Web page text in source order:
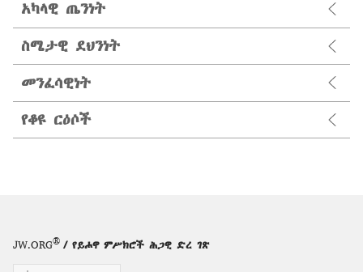
አካላዊ ጤንነት
ስሜታዊ ደህንነት
መንፈሳዊነት
የቆዩ ርዕሶች
JW.ORG® / የይሖዋ ምሥክሮች ሕጋዊ ድረ ገጽ